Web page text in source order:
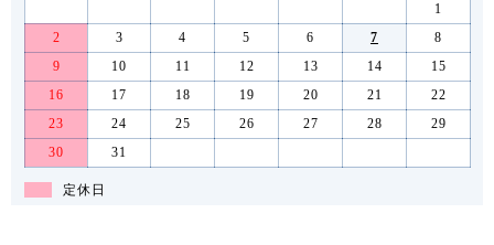
1
2
3 4 5 6 7
8
9
10 11 12 13 14
15
16
17 18 19 20 21
22
23
24 25 26 27 28
29
30
31
定休日